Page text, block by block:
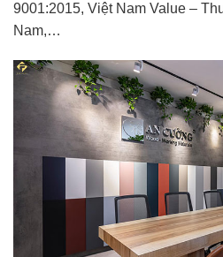
9001:2015, Việt Nam Value –
Nam,…